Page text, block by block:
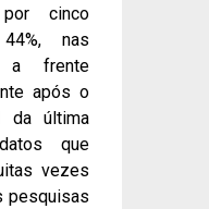
cinco
nas
a frente
após o
da última
que
vezes
pesquisas